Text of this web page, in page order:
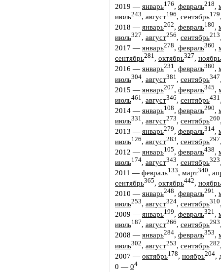
2019 — январь176, февраль218,
июль243, август196, сентябрь179
2018 — январь262, февраль180,
июль327, август256, сентябрь213
2017 — январь278, февраль360,
сентябрь281, октябрь327, ноябрь
2016 — январь231, февраль380,
июль304, август381 , сентябрь347
2015 — январь207, февраль345,
июль461 , август346, сентябрь431
2014 — январь108, февраль290,
июль331 , август273, сентябрь260
2013 — январь279, февраль314,
июль126, август283, сентябрь297
2012 — январь105, февраль438,
июль174, август343, сентябрь323
2011 — февраль133, март340,
сентябрь365, октябрь442, ноябрь
2010 — январь248, февраль291,
июль253, август324, сентябрь310
2009 — январь199, февраль321,
июль187, август266, сентябрь293
2008 — январь284, февраль353,
июль302, август253, сентябрь282
2007 — октябрь178, ноябрь204,
0 — 04